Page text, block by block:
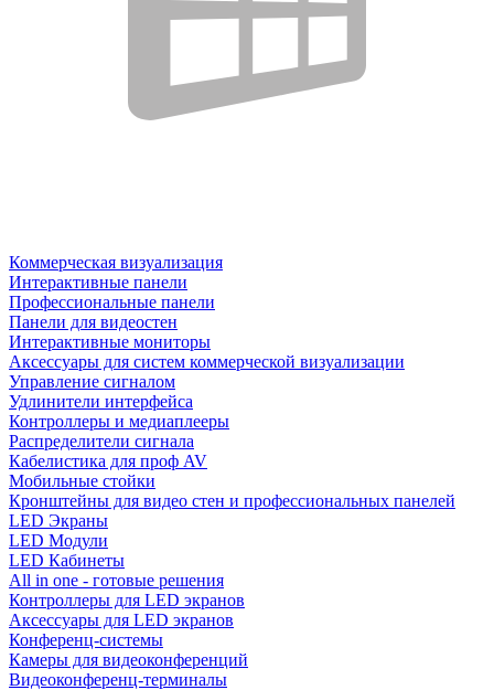
Коммерческая визуализация
Интерактивные панели
Профессиональные панели
Панели для видеостен
Интерактивные мониторы
Аксессуары для систем коммерческой визуализации
Управление сигналом
Удлинители интерфейса
Контроллеры и медиаплееры
Распределители сигнала
Кабелистика для проф AV
Мобильные стойки
Кронштейны для видео стен и профессиональных панелей
LED Экраны
LED Модули
LED Кабинеты
All in one - готовые решения
Контроллеры для LED экранов
Аксессуары для LED экранов
Конференц-системы
Камеры для видеоконференций
Видеоконференц-терминалы